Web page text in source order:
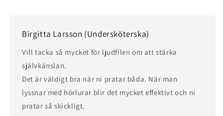
Birgitta Larsson (Undersköterska)
Vill tacka så mycket för ljudfilen om att stärka
självkänslan.
Det är väldigt bra när ni pratar båda. När man
lyssnar med hörlurar blir det mycket effektivt och ni
pratar så skickligt.